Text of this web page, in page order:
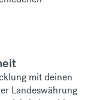
mit deinen
Landeswährung